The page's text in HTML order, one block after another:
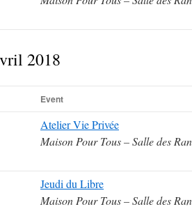
2018
Event
Atelier Vie Privée
Maison Pour Tous – Salle des
Jeudi du Libre
Maison Pour Tous – Salle des